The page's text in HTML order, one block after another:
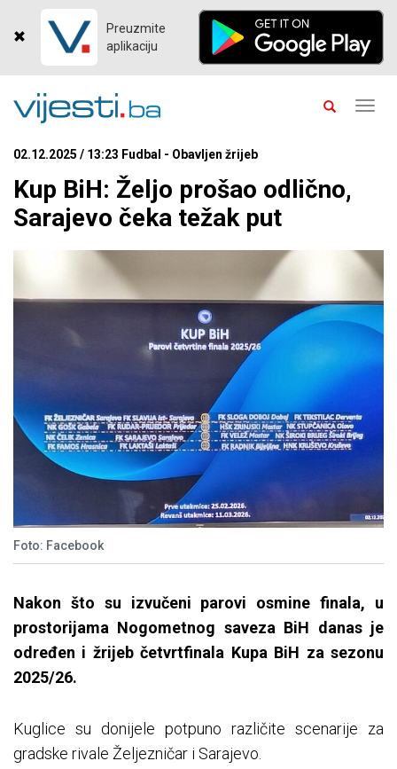
Preuzmite
aplikaciju
02.12.2025 / 13:23 Fudbal - Obavljen žrijeb
Kup BiH: Željo prošao odlično,
Sarajevo čeka težak put
Foto: Facebook
Nakon što su izvučeni parovi osmine finala, u
prostorijama Nogometnog saveza BiH danas je
određen i žrijeb četvrtfinala Kupa BiH za sezonu
2025/26.
Kuglice su donijele potpuno različite scenarije za
gradske rivale Željezničar i Sarajevo.